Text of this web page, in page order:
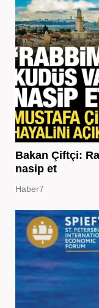
Bakan Çiftçi:
nasip et
Haber7